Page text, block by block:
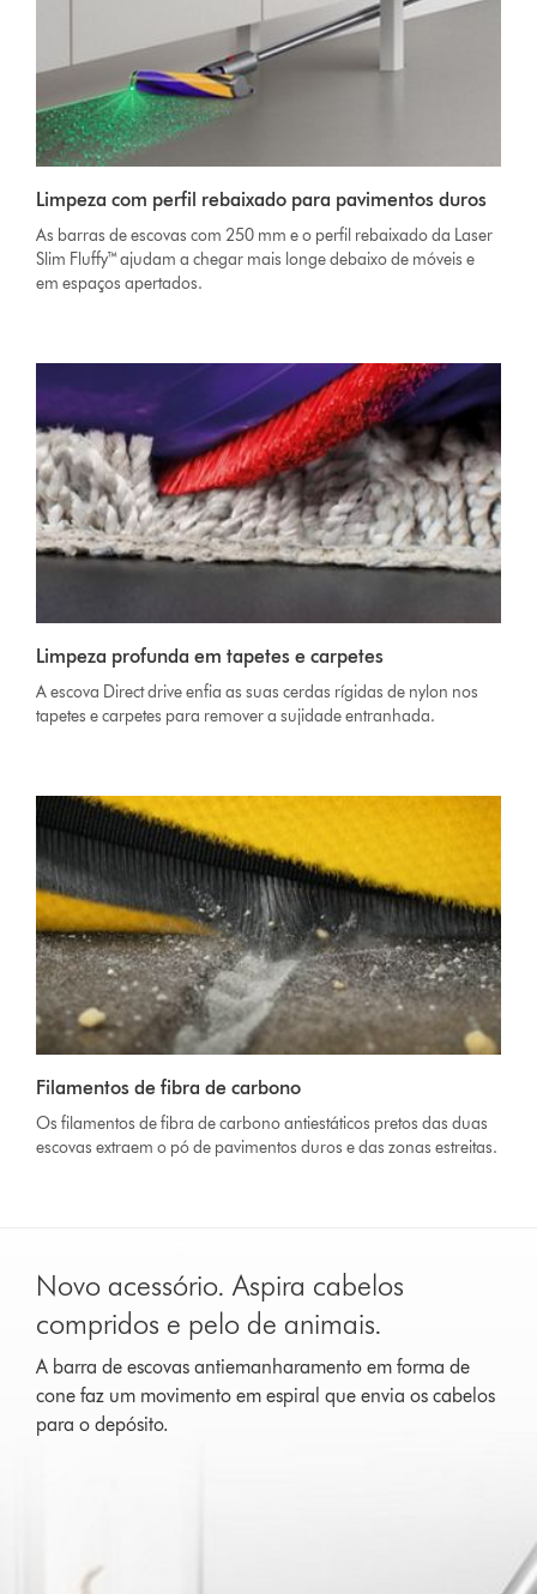
Limpeza com perfil rebaixado para pavimentos duros
As barras de escovas com 250 mm e o perfil rebaixado da Laser
Slim Fluffy™ ajudam a chegar mais longe debaixo de móveis e
em espaços apertados.
Limpeza profunda em tapetes e carpetes
A escova Direct drive enfia as suas cerdas rígidas de nylon nos
tapetes e carpetes para remover a sujidade entranhada.
Filamentos de fibra de carbono
Os filamentos de fibra de carbono antiestáticos pretos das duas
escovas extraem o pó de pavimentos duros e das zonas estreitas.
Novo acessório. Aspira cabelos
compridos e pelo de animais.
A barra de escovas antiemanharamento em forma de
cone faz um movimento em espiral que envia os cabelos
para o depósito.